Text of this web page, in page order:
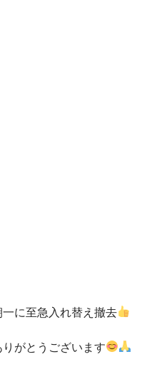
に至急入れ替え撤去
がとうございます